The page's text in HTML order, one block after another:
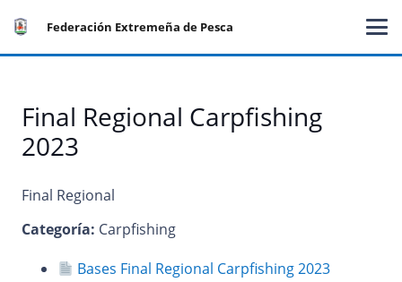
Federación Extremeña de Pesca
Final Regional Carpfishing
2023
Final Regional
Categoría: Carpfishing
Bases Final Regional Carpfishing 2023